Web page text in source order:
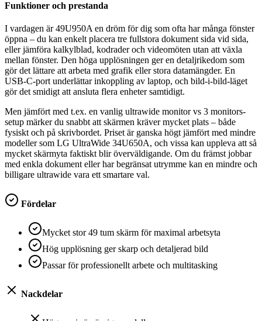
Funktioner och prestanda
I vardagen är 49U950A en dröm för dig som ofta har många fönster
öppna – du kan enkelt placera tre fullstora dokument sida vid sida,
eller jämföra kalkylblad, kodrader och videomöten utan att växla
mellan fönster. Den höga upplösningen ger en detaljrikedom som
gör det lättare att arbeta med grafik eller stora datamängder. En
USB-C-port underlättar inkoppling av laptop, och bild-i-bild-läget
gör det smidigt att ansluta flera enheter samtidigt.
Men jämfört med t.ex. en vanlig ultrawide monitor vs 3 monitors-
setup märker du snabbt att skärmen kräver mycket plats – både
fysiskt och på skrivbordet. Priset är ganska högt jämfört med mindre
modeller som LG UltraWide 34U650A, och vissa kan uppleva att så
mycket skärmyta faktiskt blir överväldigande. Om du främst jobbar
med enkla dokument eller har begränsat utrymme kan en mindre och
billigare ultrawide vara ett smartare val.
Fördelar
Mycket stor 49 tum skärm för maximal arbetsyta
Hög upplösning ger skarp och detaljerad bild
Passar för professionellt arbete och multitasking
Nackdelar